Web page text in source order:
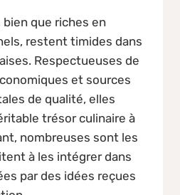
que riches en
restent timides dans
Respectueuses de
et sources
de qualité, elles
trésor culinaire à
nombreuses sont les
à les intégrer dans
par des idées reçues